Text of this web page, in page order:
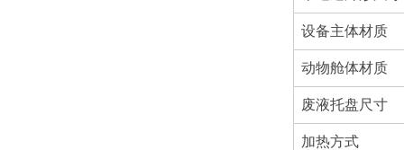
设备主体材质
动物舱体材质
废液托盘尺寸
加热方式